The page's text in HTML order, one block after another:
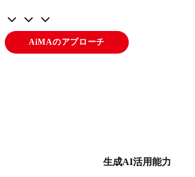
AiMAのアプローチ
生成AI活用能力